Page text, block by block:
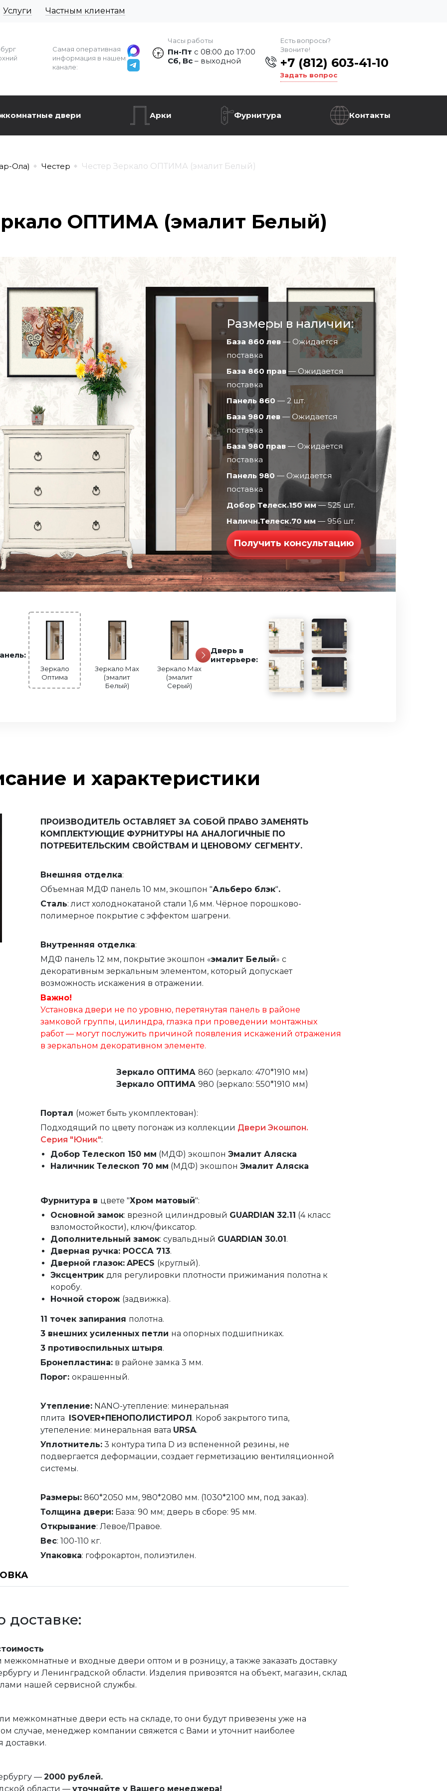
Услуги Частным клиентам
Самая оперативная
информация в нашем
канале:
Часы работы
Пн-Пт с 08:00 до 17:00
Сб, Вс – выходной
Есть вопросы?
Звоните!
+7 (812) 603-41-10
Задать вопрос
двери Арки Фурнитура Контакты
Ола) Честер Честер Зеркало ОПТИМА (эмалит Белый)
ОПТИМА (эмалит Белый)
Размеры в наличии:
База 860 лев — Ожидается
поставка
База 860 прав — Ожидается
поставка
Панель 860 — 2 шт.
База 980 лев — Ожидается
поставка
База 980 прав — Ожидается
поставка
Панель 980 — Ожидается
поставка
Добор Телеск.150 мм— 525 шт.
Наличн.Телеск.70 мм — 956 шт.
Получить консультацию
Вена Геометрия Мадрид Прага Рельеф
Ферзь
Зеркало
Оптима
Зеркало Мах
(эмалит
Белый)
Зеркало Мах
(эмалит
Серый)
Бостон эмаль
Арктика
Дверь в
интерьере:
и характеристики
ПРОИЗВОДИТЕЛЬ ОСТАВЛЯЕТ ЗА СОБОЙ ПРАВО ЗАМЕНЯТЬ
КОМПЛЕКТУЮЩИЕ ФУРНИТУРЫ НА АНАЛОГИЧНЫЕ ПО
ПОТРЕБИТЕЛЬСКИМ СВОЙСТВАМ И ЦЕНОВОМУ СЕГМЕНТУ.
Внешняя отделка:
Объемная МДФ панель 10 мм, экошпон "Альберо блэк".
Сталь: лист холоднокатаной стали 1,6 мм. Чёрное порошково-
полимерное покрытие с эффектом шагрени.
Внутренняя отделка:
МДФ панель 12 мм, покрытие экошпон «эмалит Белый» с
декоративным зеркальным элементом, который допускает
возможность искажения в отражении.
Важно!
Установка двери не по уровню, перетянутая панель в районе
замковой группы, цилиндра, глазка при проведении монтажных
работ — могут послужить причиной появления искажений отражения
в зеркальном декоративном элементе.
Зеркало ОПТИМА 860 (зеркало: 470*1910 мм)
Зеркало ОПТИМА 980 (зеркало: 550*1910 мм)
Портал (может быть укомплектован):
Подходящий по цвету погонаж из коллекции Двери Экошпон.
Серия "Юник":
Добор Телескоп 150 мм (МДФ) экошпон Эмалит Аляска
Наличник Телескоп 70 мм (МДФ) экошпон Эмалит Аляска
Фурнитура в цвете "Хром матовый":
Основной замок: врезной цилиндровый GUARDIAN 32.11 (4 класс
взломостойкости), ключ/фиксатор.
Дополнительный замок: сувальдный GUARDIAN 30.01.
Дверная ручка: РОССА 713.
Дверной глазок: APECS (круглый).
Эксцентрик для регулировки плотности прижимания полотна к
коробу.
Ночной сторож (задвижка).
11 точек запирания полотна.
3 внешних усиленных петли на опорных подшипниках.
3 противоспильных штыря.
Бронепластина:в районе замка 3 мм.
Порог: окрашенный.
Утепление:NANO-утепление: минеральная
плита ISOVER+ПЕНОПОЛИСТИРОЛ. Короб закрытого типа,
утепеление: минеральная вата URSA.
Уплотнитель:3 контура типа D из вспененной резины, не
подвергается деформации, создает герметизацию вентиляционной
системы.
Размеры:860*2050 мм, 980*2080 мм. (1030*2100 мм, под заказ).
Толщина двери:База: 90 мм; дверь в сборе: 95 мм.
Открывание: Левое/Правое.
Вес: 100-110 кг.
Упаковка: гофрокартон, полиэтилен.
и входные двери оптом и в розницу, а также заказать доставку
и Ленинградской области. Изделия привозятся на объект, магазин, склад
нашей сервисной службы.
межкомнатные двери есть на складе, то они будут привезены уже на
случае, менеджер компании свяжется с Вами и уточнит наиболее
доставки.
— 2000 рублей.
области — уточняйте у Вашего менеджера!